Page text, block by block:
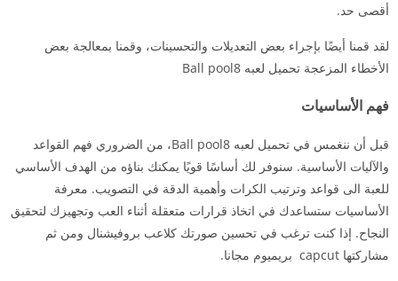
أقصى حد.
لقد قمنا أيضًا بإجراء بعض التعديلات والتحسينات، وقمنا بمعالجة بعض
الأخطاء المزعجة تحميل لعبه Ball pool8
فهم الأساسيات
قبل أن ننغمس في تحميل لعبه Ball pool8، من الضروري فهم القواعد
والآليات الأساسية. سنوفر لك أساسًا قويًا يمكنك بناؤه من الهدف الأساسي
للعبة الى قواعد وترتيب الكرات وأهمية الدقة في التصويب. معرفة
الأساسيات ستساعدك في اتخاذ قرارات متعقلة أثناء العب وتجهيزك لتحقيق
النجاح. إذا كنت ترغب في تحسين صورتك كلاعب بروفيشنال ومن ثم
مشاركتها capcut بريميوم مجانا.